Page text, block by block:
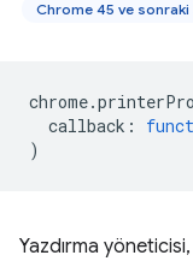
Chrome 45 ve
chrome.
callback :
)
Yazdırma